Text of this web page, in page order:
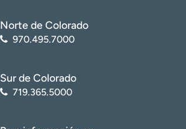
Norte de Colorado
970.495.7000
Sur de Colorado
719.365.5000